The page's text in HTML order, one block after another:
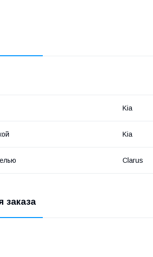
Kia
Kia
Clarus
заказа